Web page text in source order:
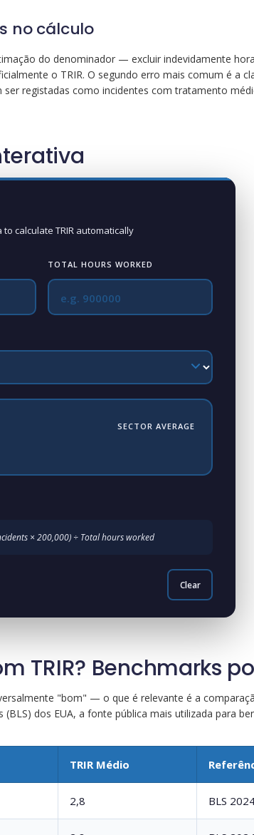
no cálculo
do denominador — excluir indevidamente
o TRIR. O segundo erro mais comum é a
ser registadas como incidentes com tratamento
calculate TRIR automatically
TOTAL HOURS WORKED
SECTOR AVERAGE
× 200,000) ÷ Total hours worked
Clear
TRIR? Benchmarks
"bom" — o que é relevante é a
dos EUA, a fonte pública mais utilizada para
TRIR Médio
2,8 BLS